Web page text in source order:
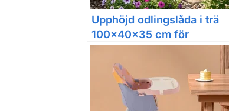
Upphöjd odlingslåda i trä
100x40x35 cm för
trädgård och uteplats